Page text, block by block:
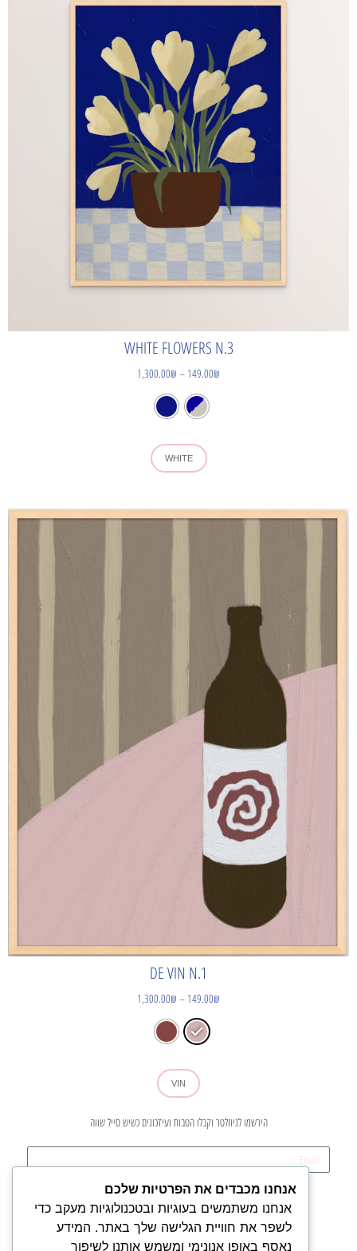
WHITE FLOWERS N.3
149.00₪
–
1,300.00₪
WHITE
DE VIN N.1
149.00₪
–
1,300.00₪
VIN
הירשמו לניוזלטר וקבלו הטבות ועידכונים כשיש סייל שווה
אנחנו מכבדים את הפרטיות שלכם
אנחנו משתמשים בעוגיות ובטכנולוגיות מעקב כדי
לשפר את חוויית הגלישה שלך באתר. המידע
נאסף באופן אנונימי ומשמש אותנו לשיפור